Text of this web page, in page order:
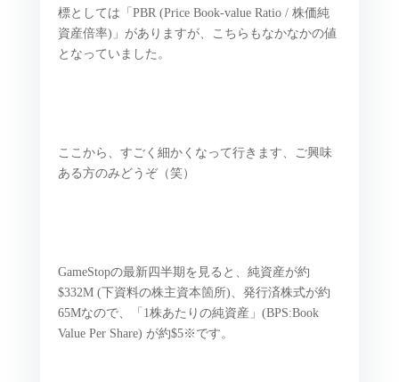
標としては「PBR (Price Book-value Ratio / 株価純
資産倍率)」がありますが、こちらもなかなかの値
となっていました。
ここから、すごく細かくなって行きます、ご興味
ある方のみどうぞ（笑）
GameStopの最新四半期を見ると、純資産が約
$332M (下資料の株主資本箇所)、発行済株式が約
65Mなので、「1株あたりの純資産」(BPS:Book
Value Per Share) が約$5※です。